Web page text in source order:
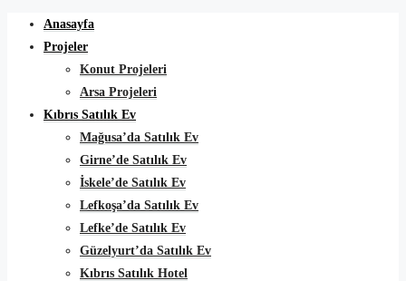
Anasayfa
Projeler
Konut Projeleri
Arsa Projeleri
Kıbrıs Satılık Ev
Mağusa’da Satılık Ev
Girne’de Satılık Ev
İskele’de Satılık Ev
Lefkoşa’da Satılık Ev
Lefke’de Satılık Ev
Güzelyurt’da Satılık Ev
Kıbrıs Satılık Hotel